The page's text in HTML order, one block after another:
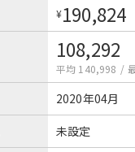
¥190,824
108,292
平均 140,998 /
2020年04月
未設定